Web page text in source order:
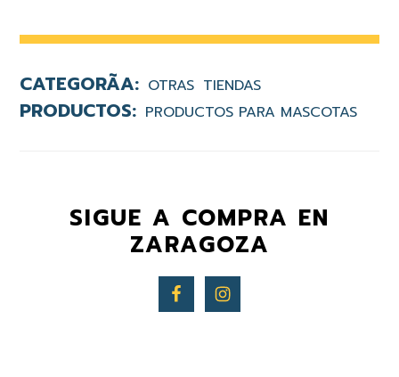
OTRAS TIENDAS
PRODUCTOS PARA MASCOTAS
SIGUE A COMPRA EN
ZARAGOZA